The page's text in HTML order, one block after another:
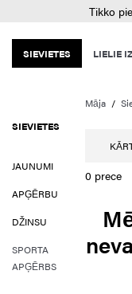
Tikko
SIEVIETES LIELIE
SIEVIETES
JAUNUMI
APĢĒRBU
DŽINSU
SPORTA
APĢĒRBS
Māja
0 prece